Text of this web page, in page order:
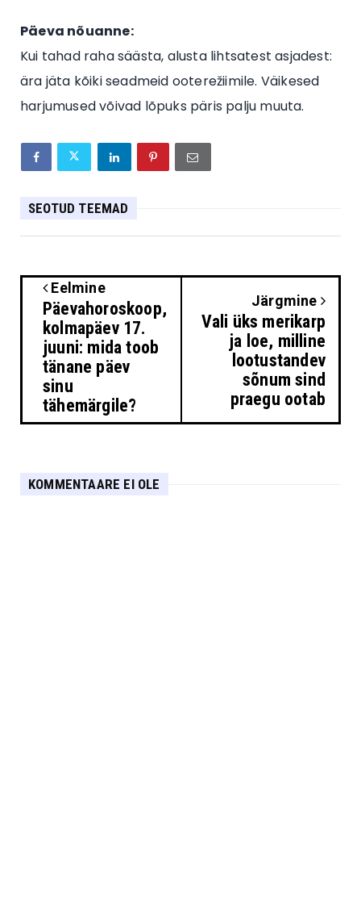
Päeva nõuanne:
Kui tahad raha säästa, alusta lihtsatest asjadest:
ära jäta kõiki seadmeid ooterežiimile. Väikesed
harjumused võivad lõpuks päris palju muuta.
SEOTUD TEEMAD
Eelmine
Päevahoroskoop,
kolmapäev 17.
juuni: mida toob
tänane päev
sinu
tähemärgile?
Järgmine
Vali üks merikarp
ja loe, milline
lootustandev
sõnum sind
praegu ootab
KOMMENTAARE EI OLE